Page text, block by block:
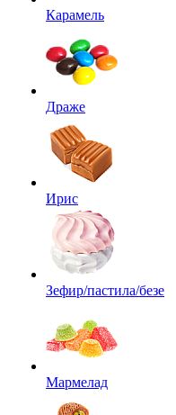
Карамель
Драже
Ирис
Зефир/пастила/безе
Мармелад